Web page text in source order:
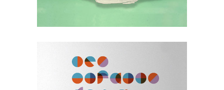
LES ENFANTS DE LA
BOLDUC